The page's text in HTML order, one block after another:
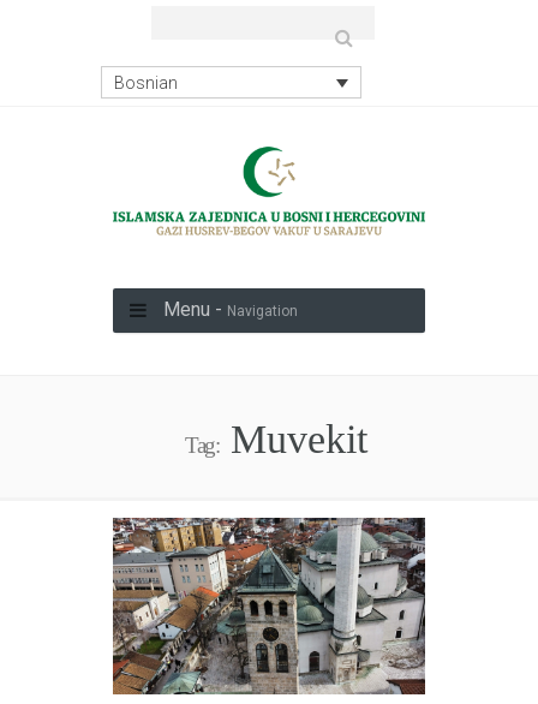
Bosnian
Menu - Navigation
Tag:Muvekit